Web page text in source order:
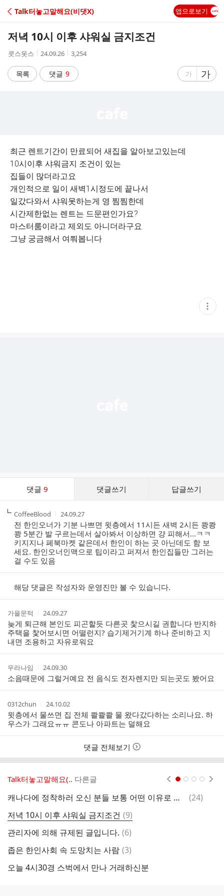
C
A
Talk터놓고말해요(비댓X) 앱으로보기
저녁 10시 이후 샤워실 금지조건
작
자
콧스못스
작
시
간
24.09.26
조
수
3,254
목록 댓글 9
글
게
가
글
자
가
최근 렌트기간이 만료되어 새집을 알아보고있는데
10시이후 샤워금지 조건이 있는
집들이 많더라고요
개인적으로 일이 새벽1시정도에 끝나서
일갔다와서 샤워못하는게 영 찜찜한데
시간제한없는 렌트는 드문편인가요?
마스터룸이라고 제외도 아니더라구요
그냥 궁금해서 여쭤봅니다
현
재
댓글 9 댓글쓰기 답글쓰기
작
성
자
CoffeeBlood
작
성
시
간
24.09.27
전 한인오너가 기분 나쁘면 윗층에서 11시든 새벽 2시든 쾅쾅
쾅 5분간 발 구르는데서 살아봐서 이상하면 걍 피해서...ㅋㅋ
키지지나 페북마켓 같은데서 한인이 하는 곳 아닌데도 함 보
세요. 한인오너인맥으로 팁이라고 퍼져서 한인집들만 그러는
걸 수도 있음
해당 댓글은 작성자와 운영진만 볼 수 있습니다.
작
성
자
가을문턱
작
성
시
간
24.09.27
늦게 퇴근해 본인도 피곤할듯 다른곳 찿으시길 권합니다 반지하
주택을 찿어보시면 어떨런지? 습기제거기계 하나 준비하고 지
내면 조용하고 자유로워요
작
성
자
우라나임
작
성
시
간
24.09.30
소음때문에 그럴거예요 전 음식도 전자렌지만 되는곳도 봤어요
작
성
자
0312chun
작
성
시
간
24.10.02
윗층에서 물쓰면 집 전체 콸콸콸 물 왔다갔다하는 소리나요. 하
우스가 그래요ㅠㅠ 콘도나 아파트는 덜해요
댓글 전체보기
Talk터놓고말해요(.. 다른글
캐나다에 정착하러 오신 분들 보통 어떤 이유로 오세요?
댓
(24)
저녁 10시 이후 샤워실 금지조건 댓
글
(9)
관리자에 의해 규제된 글입니다. 댓
(6)
좁은 한인사회 속 도망치는 사람 댓
(3)
오늘 4시30경 스벅에서 만나 거래하신분